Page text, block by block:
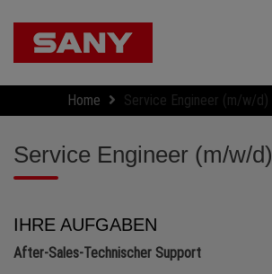
Home Service Engineer (m/w/d)
Service Engineer (m/w/d)
IHRE AUFGABEN
After-Sales-Technischer Support